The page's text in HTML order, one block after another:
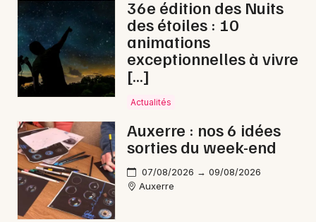
89 - Yonne
Mon email
36e édition des Nuits
des étoiles : 10
animations
exceptionnelles à vivre
[…]
Actualités
Auxerre : nos 6 idées
sorties du week-end
07/08/2026 → 09/08/2026
Auxerre